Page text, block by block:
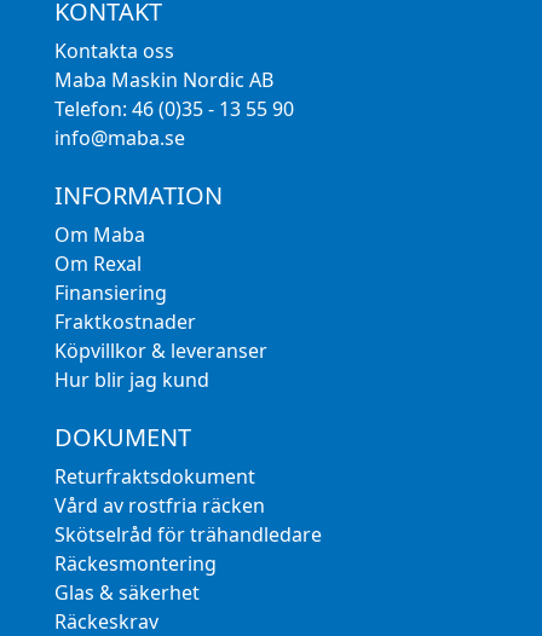
KONTAKT
Kontakta oss
Maba Maskin Nordic AB
Telefon: 46 (0)35 - 13 55 90
info@maba.se
INFORMATION
Om Maba
Om Rexal
Finansiering
Fraktkostnader
Köpvillkor & leveranser
Hur blir jag kund
DOKUMENT
Returfraktsdokument
Vård av rostfria räcken
Skötselråd för trähandledare
Räckesmontering
Glas & säkerhet
Räckeskrav